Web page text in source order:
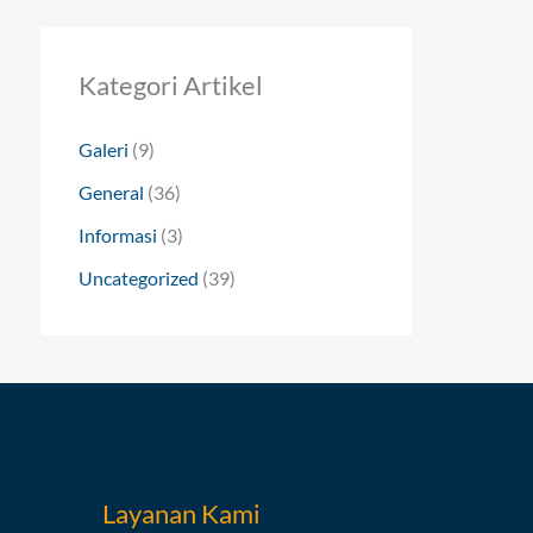
Kategori Artikel
Galeri (9)
General (36)
Informasi (3)
Uncategorized (39)
Layanan Kami